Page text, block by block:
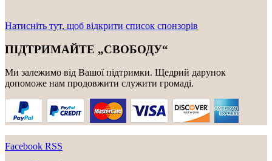
Натисніть тут, щоб відкрити список спонзорів
ПІДТРИМАЙТЕ „СВОБОДУ“
Ми залежимо від Вашої підтримки. Щедрий дарунок
допоможе нам продовжити служити громаді.
Facebook RSS